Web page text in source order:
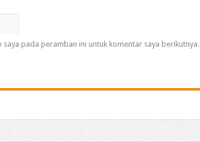
saya pada peramban ini untuk komentar saya berikutnya.